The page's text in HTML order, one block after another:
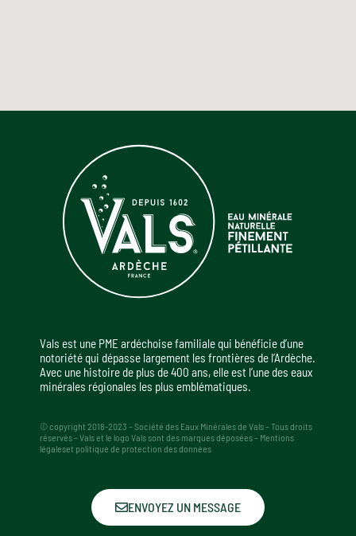
Vals est une PME ardéchoise familiale qui bénéficie d’une
notoriété qui dépasse largement les frontières de l’Ardèche.
Avec une histoire de plus de 400 ans, elle est l’une des eaux
minérales régionales les plus emblématiques.
© copyright 2018-2023 – Société des Eaux Minérales de Vals – Tous droits
réservés – Vals et le logo Vals sont des marques déposées – Mentions
légaleset politique de protection des données
ENVOYEZ UN MESSAGE